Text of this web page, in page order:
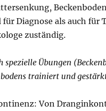
Diagnose als auch für
zuständig.
spezielle Übungen
trainiert und
Von